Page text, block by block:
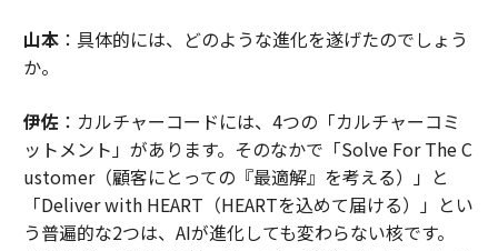
山本：具体的には、どのような進化を遂げたのでしょう
か。
伊佐：カルチャーコードには、4つの「カルチャーコミ
ットメント」があります。そのなかで「Solve For The C
ustomer（顧客にとっての『最適解』を考える）」と
「Deliver with HEART（HEARTを込めて届ける）」とい
う普遍的な2つは、AIが進化しても変わらない核です。